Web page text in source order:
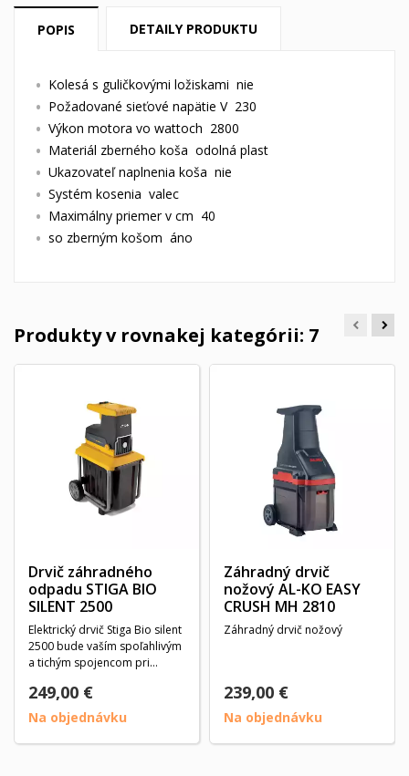
POPIS DETAILY PRODUKTU
Kolesá s guličkovými ložiskami nie
Požadované sieťové napätie V 230
Výkon motora vo wattoch 2800
Materiál zberného koša odolná plast
Ukazovateľ naplnenia koša nie
Systém kosenia valec
Maximálny priemer v cm 40
so zberným košom áno
Produkty v rovnakej kategórii: 7
Drvič záhradného
odpadu STIGA BIO
SILENT 2500
Elektrický drvič Stiga Bio silent
2500 bude vaším spoľahlivým
a tichým spojencom pri
249,00 €
Na objednávku
Záhradný drvič
nožový AL-KO EASY
CRUSH MH 2810
Záhradný drvič nožový
239,00 €
Na objednávku